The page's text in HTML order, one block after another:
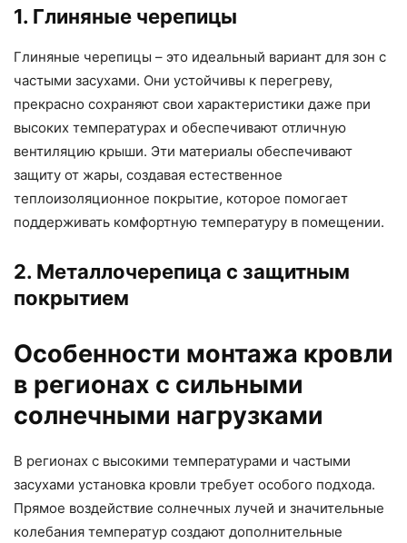
1. Глиняные черепицы
Глиняные черепицы – это идеальный вариант для зон с
частыми засухами. Они устойчивы к перегреву,
прекрасно сохраняют свои характеристики даже при
высоких температурах и обеспечивают отличную
вентиляцию крыши. Эти материалы обеспечивают
защиту от жары, создавая естественное
теплоизоляционное покрытие, которое помогает
поддерживать комфортную температуру в помещении.
2. Металлочерепица с защитным
покрытием
Особенности монтажа кровли
в регионах с сильными
солнечными нагрузками
В регионах с высокими температурами и частыми
засухами установка кровли требует особого подхода.
Прямое воздействие солнечных лучей и значительные
колебания температур создают дополнительные